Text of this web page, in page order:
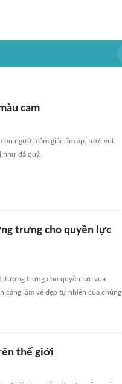
cam
người cảm giác ấm áp, tươi vui.
như đá quý.
trưng cho quyền lực
tượng trưng cho quyền lực vua
càng làm vẻ đẹp tự nhiên của chúng
thế giới